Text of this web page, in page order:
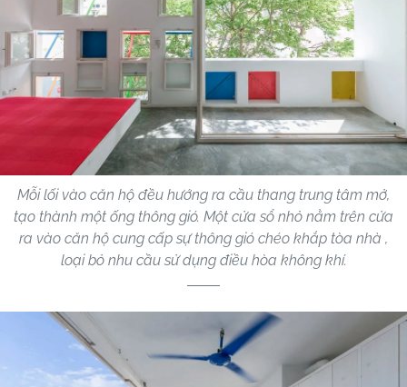
Mỗi lối vào căn hộ đều hướng ra cầu thang trung tâm mở,
tạo thành một ống thông gió. Một cửa sổ nhỏ nằm trên cửa
ra vào căn hộ cung cấp sự thông gió chéo khắp tòa nhà ,
loại bỏ nhu cầu sử dụng điều hòa không khí.